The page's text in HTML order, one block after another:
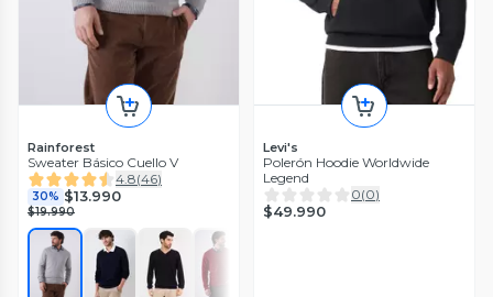
Rainforest
Sweater Básico Cuello V
4.8(46)
30% $13.990
$19.990
Levi's
Polerón Hoodie Worldwide
Legend
0(0)
$49.990